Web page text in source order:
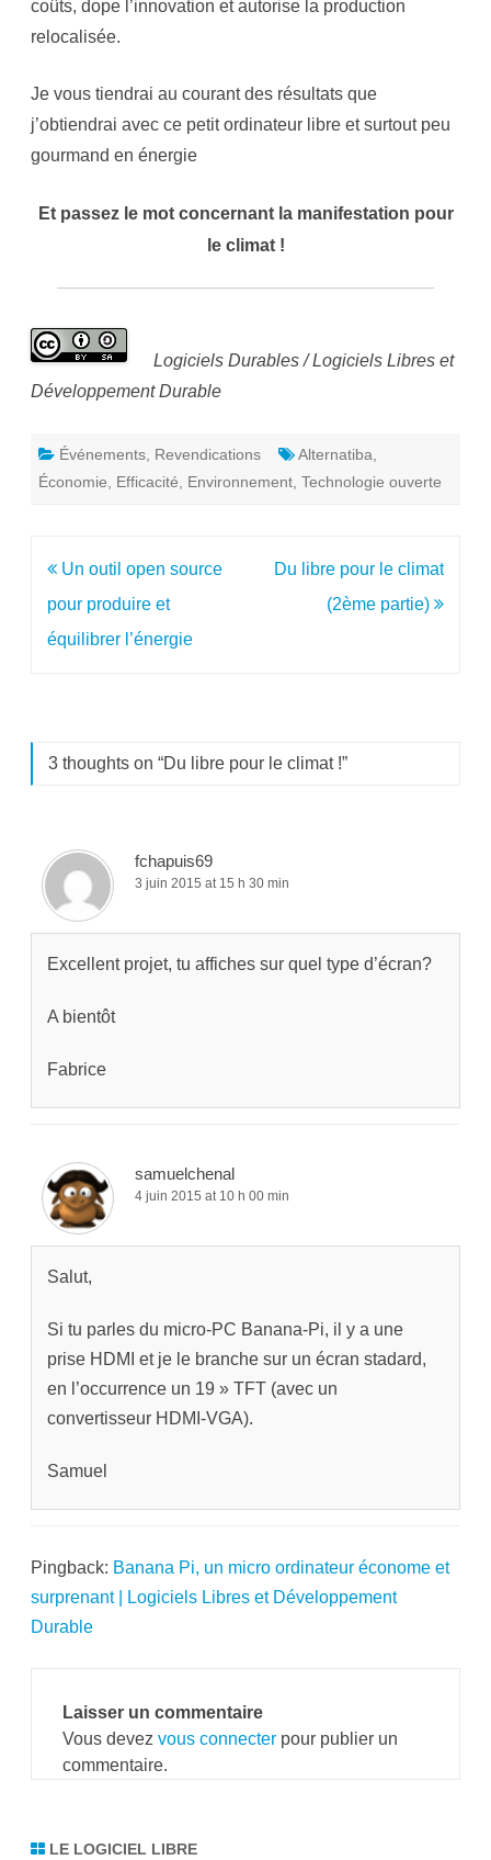
coûts, dope l’innovation et autorise la production
relocalisée.
Je vous tiendrai au courant des résultats que
j’obtiendrai avec ce petit ordinateur libre et surtout peu
gourmand en énergie
Et passez le mot concernant la manifestation pour
le climat !
Logiciels Durables / Logiciels Libres et
Développement Durable
Événements Revendications Alternatiba
Économie
Efficacité Environnement Technologie ouverte
Navigation
de
l’article
Un outil open source
pour produire et
équilibrer l’énergie
Du libre pour le climat
(2ème partie)
3 thoughts on “Du libre pour le climat !”
fchapuis69
3 juin 2015 at 15 h 30 min
Excellent projet, tu affiches sur quel type d’écran?
A bientôt
Fabrice
samuelchenal
4 juin 2015 at 10 h 00 min
Salut,
Si tu parles du micro-PC Banana-Pi, il y a une
prise HDMI et je le branche sur un écran stadard,
en l’occurrence un 19 » TFT (avec un
convertisseur HDMI-VGA).
Samuel
Pingback: Banana Pi, un micro ordinateur économe et
surprenant | Logiciels Libres et Développement
Durable
Laisser un commentaire
Vous devez vous connecter pour publier un
commentaire.
LE LOGICIEL LIBRE